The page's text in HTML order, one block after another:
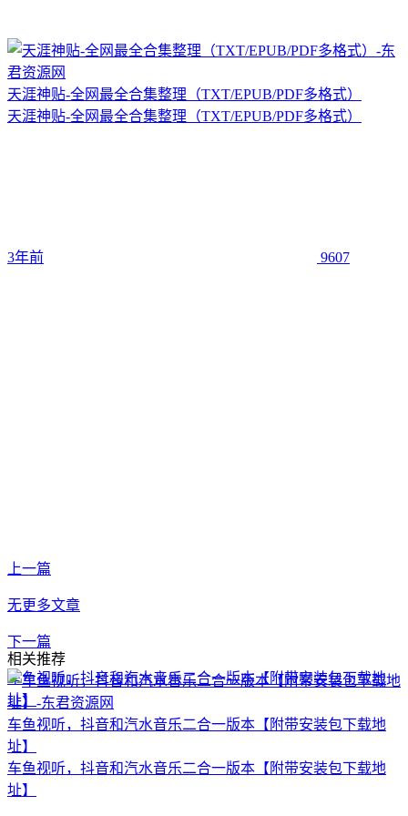
天涯神贴-全网最全合集整理（TXT/EPUB/PDF多格式）
天涯神贴-全网最全合集整理（TXT/EPUB/PDF多格式）
3年前 9607
上一篇
无更多文章
下一篇
车鱼视听，抖音和汽水音乐二合一版本【附带安装包下载地
址】
相关推荐
车鱼视听，抖音和汽水音乐二合一版本【附带安装包下载地
址】
车鱼视听，抖音和汽水音乐二合一版本【附带安装包下载地
址】